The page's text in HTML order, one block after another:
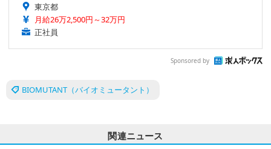
東京都
月給26万2,500円～32万円
正社員
Sponsored by
BIOMUTANT（バイオミュータント）
関連ニュース